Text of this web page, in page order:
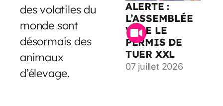
des volatiles du
monde sont
désormais des
animaux
d’élevage.
ALERTE :
L’ASSEMBLÉE
VOTE LE
PERMIS DE
TUER XXL
07 juillet 2026